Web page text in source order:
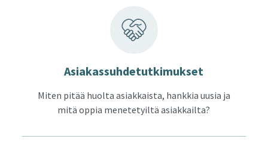
Asia­kas­suh­de­tut­ki­muk­set
Miten pitää huolta asiakkaista, hankkia uusia ja
mitä oppia menetetyiltä asiakkailta?